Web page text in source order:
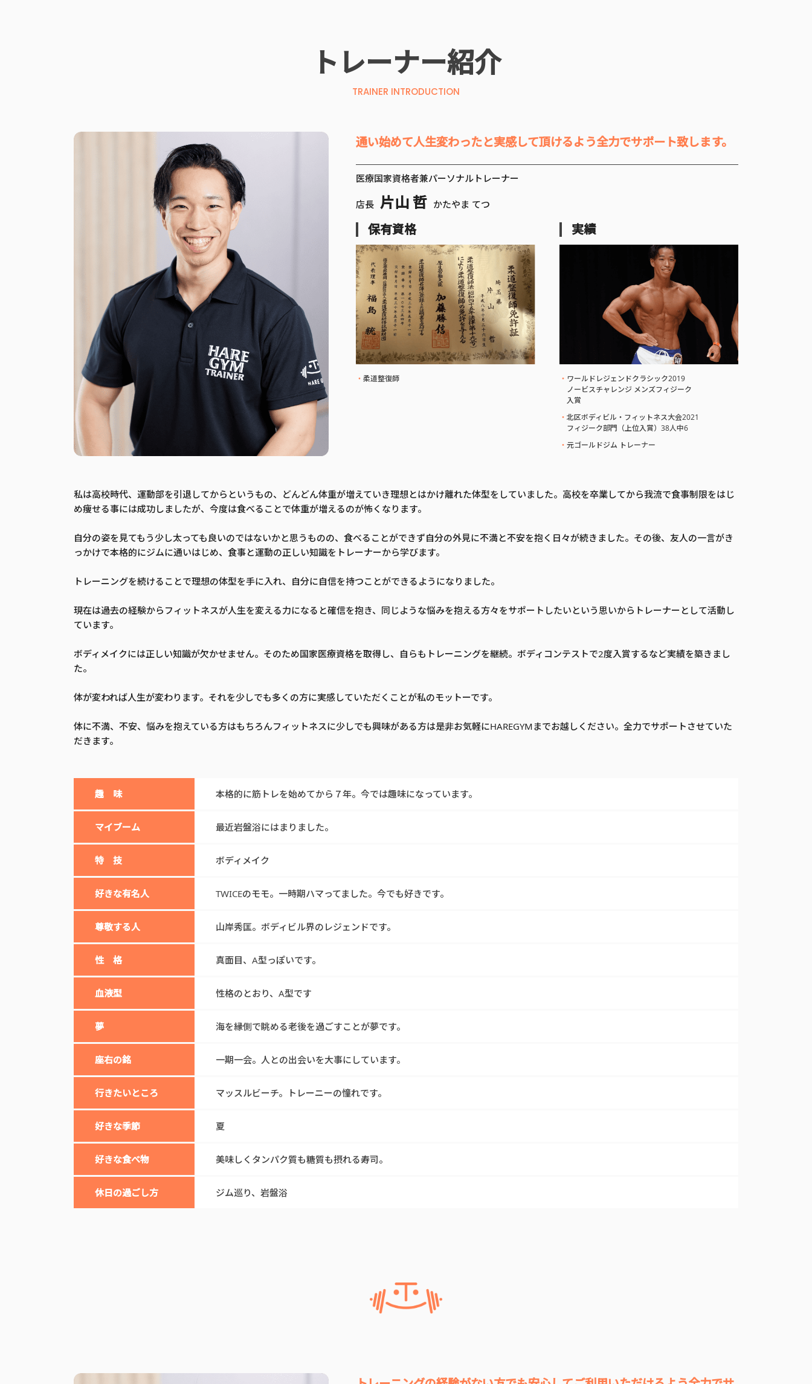
トレーナー紹介
TRAINER INTRODUCTION
通い始めて人生変わったと実感して頂けるよう全力でサポート致します。
医療国家資格者兼パーソナルトレーナー
店長 片山 哲 かたやま てつ
保有資格
柔道整復師
実績
ワールドレジェンドクラシック2019
ノービスチャレンジ メンズフィジーク
入賞
北区ボディビル・フィットネス大会2021
フィジーク部門（上位入賞）38人中6
元ゴールドジム トレーナー
私は高校時代、運動部を引退してからというもの、どんどん体重が増えていき理想とはかけ離れた体型をしていました。高校を卒業してから我流で食事制限をはじ
め痩せる事には成功しましたが、今度は食べることで体重が増えるのが怖くなります。
自分の姿を見てもう少し太っても良いのではないかと思うものの、食べることができず自分の外見に不満と不安を抱く日々が続きました。その後、友人の一言がき
っかけで本格的にジムに通いはじめ、食事と運動の正しい知識をトレーナーから学びます。
トレーニングを続けることで理想の体型を手に入れ、自分に自信を持つことができるようになりました。
現在は過去の経験からフィットネスが人生を変える力になると確信を抱き、同じような悩みを抱える方々をサポートしたいという思いからトレーナーとして活動し
ています。
ボディメイクには正しい知識が欠かせません。そのため国家医療資格を取得し、自らもトレーニングを継続。ボディコンテストで2度入賞するなど実績を築きまし
た。
体が変われば人生が変わります。それを少しでも多くの方に実感していただくことが私のモットーです。
体に不満、不安、悩みを抱えている方はもちろんフィットネスに少しでも興味がある方は是非お気軽にHAREGYMまでお越しください。全力でサポートさせていた
だきます。
趣 味 本格的に筋トレを始めてから７年。今では趣味になっています。
マイブーム 最近岩盤浴にはまりました。
特 技 ボディメイク
好きな有名人 TWICEのモモ。一時期ハマってました。今でも好きです。
尊敬する人 山岸秀匡。ボディビル界のレジェンドです。
性 格 真面目、A型っぽいです。
血液型 性格のとおり、A型です
夢 海を縁側で眺める老後を過ごすことが夢です。
座右の銘 一期一会。人との出会いを大事にしています。
行きたいところ マッスルビーチ。トレーニーの憧れです。
好きな季節 夏
好きな食べ物 美味しくタンパク質も糖質も摂れる寿司。
休日の過ごし方 ジム巡り、岩盤浴